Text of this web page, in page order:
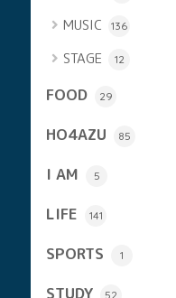
MUSIC
136
STAGE 12
FOOD 29
HO4AZU 85
I AM 5
LIFE 141
SPORTS 1
STUDY 52